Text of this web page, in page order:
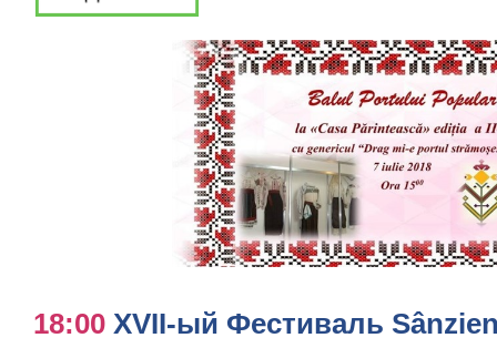
18:00 XVII-ый Фестиваль